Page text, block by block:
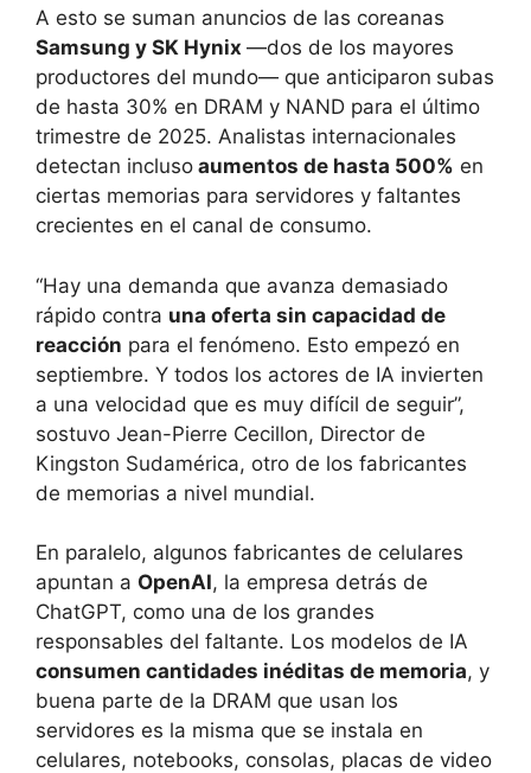
A esto se suman anuncios de las coreanas
Samsung y SK Hynix —dos de los mayores
productores del mundo— que anticiparon subas
de hasta 30% en DRAM y NAND para el último
trimestre de 2025. Analistas internacionales
detectan incluso aumentos de hasta 500% en
ciertas memorias para servidores y faltantes
crecientes en el canal de consumo.
“Hay una demanda que avanza demasiado
rápido contra una oferta sin capacidad de
reacción para el fenómeno. Esto empezó en
septiembre. Y todos los actores de IA invierten
a una velocidad que es muy difícil de seguir”,
sostuvo Jean-Pierre Cecillon, Director de
Kingston Sudamérica, otro de los fabricantes
de memorias a nivel mundial.
En paralelo, algunos fabricantes de celulares
apuntan a OpenAI, la empresa detrás de
ChatGPT, como una de los grandes
responsables del faltante. Los modelos de IA
consumen cantidades inéditas de memoria, y
buena parte de la DRAM que usan los
servidores es la misma que se instala en
celulares, notebooks, consolas, placas de video